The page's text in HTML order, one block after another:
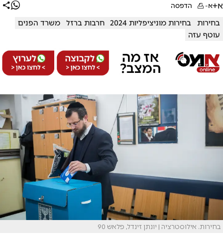
א+א- הדפסה
בחירות בחירות מוניציפליות 2024 חרבות ברזל
משרד הפנים
עוטף עזה
בחירות. אילוסטרציה | יונתן זינדל, פלאש 90